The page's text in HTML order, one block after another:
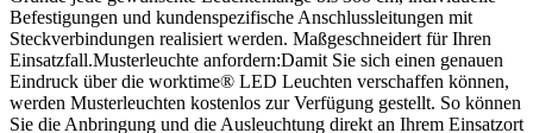
Befestigungen und kundenspezifische Anschlussleitungen mit
Steckverbindungen realisiert werden. Maßgeschneidert für Ihren
Einsatzfall.Musterleuchte anfordern:Damit Sie sich einen genauen
Eindruck über die worktime® LED Leuchten verschaffen können,
werden Musterleuchten kostenlos zur Verfügung gestellt. So können
Sie die Anbringung und die Ausleuchtung direkt an Ihrem Einsatzort